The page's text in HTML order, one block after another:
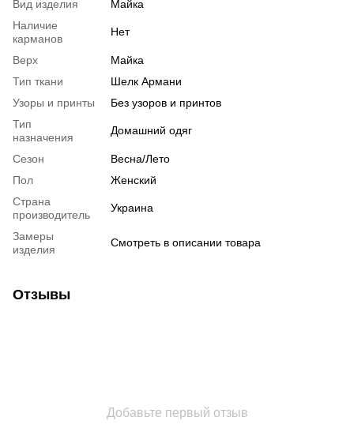
Вид изделия
Майка
Наличие
карманов
Нет
Верх
Майка
Тип ткани
Шелк Армани
Узоры и принты
Без узоров и принтов
Тип
назначения
Домашний одяг
Сезон
Весна/Лето
Пол
Женский
Страна
производитель
Украина
Замеры
изделия
Смотреть в описании товара
Отзывы
Добавьте первый отзыв